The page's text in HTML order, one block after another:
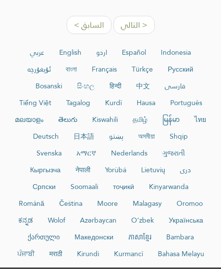
< السابق التالي >
عربي English اردو Español
Indonesia
ئۇيغۇرچە
বাংলা Français Türkçe
Русский
Bosanski
සිංහල हिन्दी 中文
فارسی
Tiếng Việt
Tagalog Kurdî Hausa
Português
മലയാളം
తెలుగు Kiswahili தமிழ் မြန်မာ
ไทย
Deutsch
日本語 پښتو অসমীয়া
Shqip
Svenska
አማርኛ Nederlands
ગુજરાતી
Кыргызча
नेपाली Yorùbá Lietuvių
دری
Српски
Soomaali тоҷикӣ
Kinyarwanda
Română
Čeština Moore Malagasy
Oromoo
ಕನ್ನಡ
Wolof Azərbaycan O‘zbek
Українська
ქართული
Македонски ភាសាខ្មែរ
Bambara
ਪੰਜਾਬੀ
मराठी Kirundi Kurmancî Bahasa Melayu